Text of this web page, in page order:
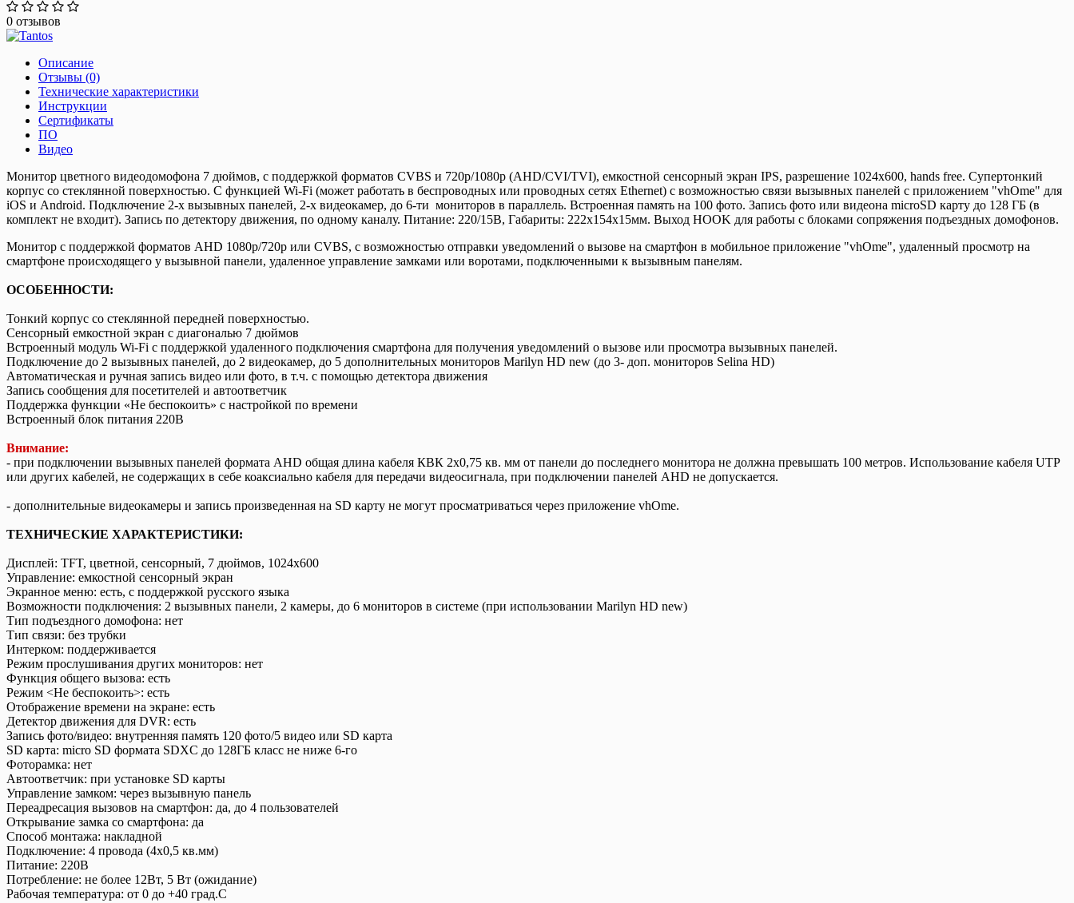
0 отзывов
Описание
Отзывы (0)
Технические характеристики
Инструкции
Сертификаты
ПО
Видео
Монитор цветного видеодомофона 7 дюймов, с поддержкой форматов CVBS и 720p/1080p (AHD/CVI/TVI), емкостной сенсорный экран IPS, разрешение 1024x600, hands free. Супертонкий
корпус со стеклянной поверхностью. С функцией Wi-Fi (может работать в беспроводных или проводных сетях Ethernet) с возможностью связи вызывных панелей с приложением "vhOme" для
iOS и Android. Подключение 2-х вызывных панелей, 2-х видеокамер, до 6-ти мониторов в параллель. Встроенная память на 100 фото. Запись фото или видеона microSD карту до 128 ГБ (в
комплект не входит). Запись по детектору движения, по одному каналу. Питание: 220/15В, Габариты: 222х154х15мм. Выход HOOK для работы с блоками сопряжения подъездных домофонов.
Монитор с поддержкой форматов AHD 1080р/720p или CVBS, с возможностью отправки уведомлений о вызове на смартфон в мобильное приложение "vhOme", удаленный просмотр на
смартфоне происходящего у вызывной панели, удаленное управление замками или воротами, подключенными к вызывным панелям.
ОСОБЕННОСТИ:
Тонкий корпус со стеклянной передней поверхностью.
Сенсорный емкостной экран с диагональю 7 дюймов
Встроенный модуль Wi-Fi с поддержкой удаленного подключения смартфона для получения уведомлений о вызове или просмотра вызывных панелей.
Подключение до 2 вызывных панелей, до 2 видеокамер, до 5 дополнительных мониторов Marilyn HD new (до 3- доп. мониторов Selina HD)
Автоматическая и ручная запись видео или фото, в т.ч. с помощью детектора движения
Запись сообщения для посетителей и автоответчик
Поддержка функции «Не беспокоить» с настройкой по времени
Встроенный блок питания 220В
Внимание:
- при подключении вызывных панелей формата AHD общая длина кабеля КВК 2х0,75 кв. мм от панели до последнего монитора не должна превышать 100 метров. Использование кабеля UTP
или других кабелей, не содержащих в себе коаксиально кабеля для передачи видеосигнала, при подключении панелей AHD не допускается.
- дополнительные видеокамеры и запись произведенная на SD карту не могут просматриваться через приложение vhOme.
ТЕХНИЧЕСКИЕ ХАРАКТЕРИСТИКИ:
Дисплей: TFT, цветной, сенсорный, 7 дюймов, 1024х600
Управление: емкостной сенсорный экран
Экранное меню: есть, с поддержкой русского языка
Возможности подключения: 2 вызывных панели, 2 камеры, до 6 мониторов в системе (при использовании Marilyn HD new)
Тип подъездного домофона: нет
Тип связи: без трубки
Интерком: поддерживается
Режим прослушивания других мониторов: нет
Функция общего вызова: есть
Режим <Не беспокоить>: есть
Отображение времени на экране: есть
Детектор движения для DVR: есть
Запись фото/видео: внутренняя память 120 фото/5 видео или SD карта
SD карта: micro SD формата SDXC до 128ГБ класс не ниже 6-го
Фоторамка: нет
Автоответчик: при установке SD карты
Управление замком: через вызывную панель
Переадресация вызовов на смартфон: да, до 4 пользователей
Открывание замка со смартфона: да
Способ монтажа: накладной
Подключение: 4 провода (4х0,5 кв.мм)
Питание: 220В
Потребление: не более 12Вт, 5 Вт (ожидание)
Рабочая температура: от 0 до +40 град.С